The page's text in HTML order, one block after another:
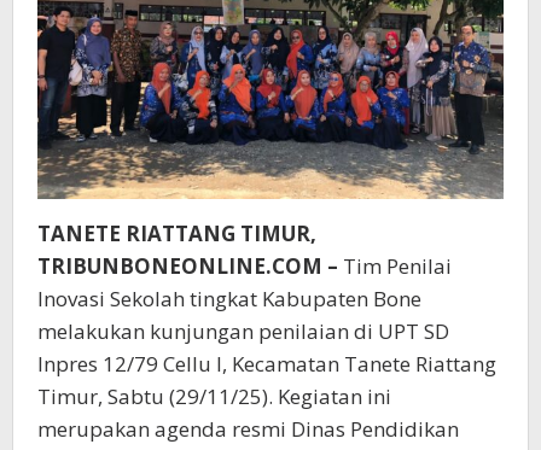
TANETE RIATTANG TIMUR,
TRIBUNBONEONLINE.COM – Tim Penilai
Inovasi Sekolah tingkat Kabupaten Bone
melakukan kunjungan penilaian di UPT SD
Inpres 12/79 Cellu I, Kecamatan Tanete Riattang
Timur, Sabtu (29/11/25). Kegiatan ini
merupakan agenda resmi Dinas Pendidikan